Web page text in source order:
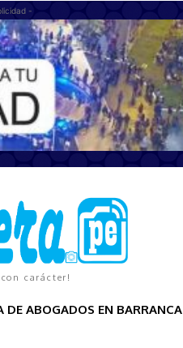
-
carácter!
DE ABOGADOS EN BARRANCA